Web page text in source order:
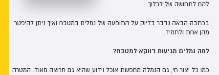
להם לתחושה של לכלוך.
בכתבה הבאה נדבר בדיוק על התופעה של נמלים במטבח ואיך ניתן להיפטר
מהן אחת ולתמיד.
למה נמלים מגיעות דווקא למטבח?
כמו כל יצור חי, גם הנמלה מחפשת אוכל וידוע שהיא גם חרוצה מאוד. המטרה